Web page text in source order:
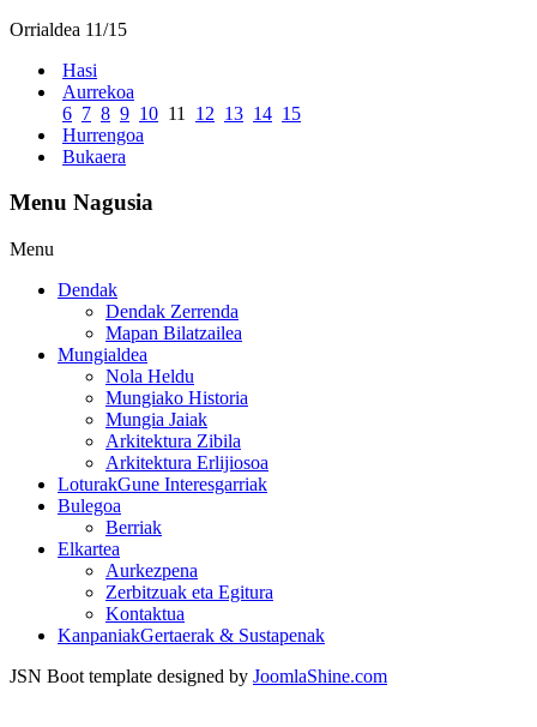
Orrialdea 11/15
Hasi
Aurrekoa
6 7 8 9 10 11 12 13 14 15
Hurrengoa
Bukaera
Menu Nagusia
Menu
Dendak
Dendak Zerrenda
Mapan Bilatzailea
Mungialdea
Nola Heldu
Mungiako Historia
Mungia Jaiak
Arkitektura Zibila
Arkitektura Erlijiosoa
LoturakGune Interesgarriak
Bulegoa
Berriak
Elkartea
Aurkezpena
Zerbitzuak eta Egitura
Kontaktua
KanpaniakGertaerak & Sustapenak
JSN Boot template designed by JoomlaShine.com